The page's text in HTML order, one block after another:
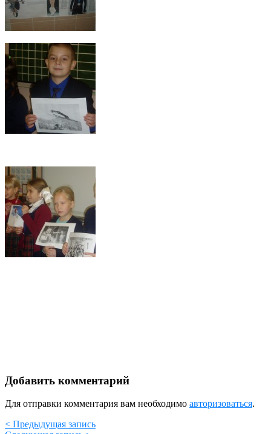
Добавить комментарий
Для отправки комментария вам необходимо авторизоваться.
< Предыдущая запись